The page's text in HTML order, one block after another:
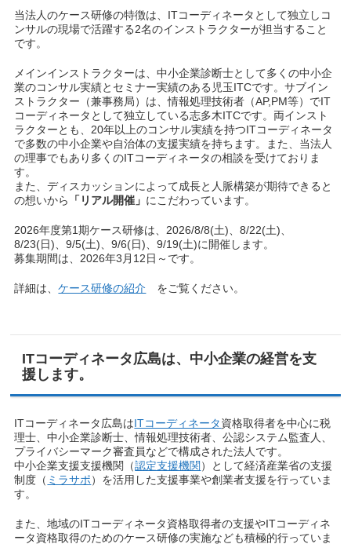
当法人のケース研修の特徴は、ITコーディネータとして独立しコ
ンサルの現場で活躍する2名のインストラクターが担当すること
です。
メインインストラクターは、中小企業診断士として多くの中小企
業のコンサル実績とセミナー実績のある児玉ITCです。サブイン
ストラクター（兼事務局）は、情報処理技術者（AP,PM等）でIT
コーディネータとして独立している志多木ITCです。両インスト
ラクターとも、20年以上のコンサル実績を持つITコーディネータ
で多数の中小企業や自治体の支援実績を持ちます。また、当法人
の理事でもあり多くのITコーディネータの相談を受けておりま
す。
また、ディスカッションによって成長と人脈構築が期待できると
の想いから
「リアル開催」 にこだわっています。
2026年度第1期ケース研修は、2026/8/8(土)、8/22(土)、
8/23(日)、9/5(土)、9/6(日)、9/19(土)に開催します。
募集期間は、2026年3月12日～です。
詳細は、ケース研修の紹介 をご覧ください。
ITコーディネータ広島は、中小企業の経営を支
援します。
ITコーディネータ広島はITコーディネータ資格取得者を中心に税
理士、中小企業診断士、情報処理技術者、公認システム監査人、
プライバシーマーク審査員などで構成された法人です。
中小企業支援支援機関（認定支援機関）として経済産業省の支援
制度（ ミラサポ）を活用した支援事業や創業者支援を行っていま
す。
また、地域のITコーディネータ資格取得者の支援やITコーディネ
ータ資格取得のためのケース研修の実施なども積極的行っていま